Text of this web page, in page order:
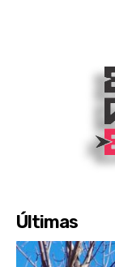
Últimas